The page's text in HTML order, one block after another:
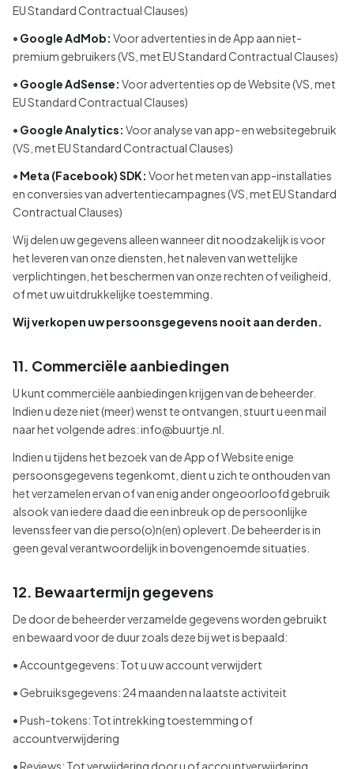
EU Standard Contractual Clauses)
• Google AdMob: Voor advertenties in de App aan niet-
premium gebruikers (VS, met EU Standard Contractual Clauses)
• Google AdSense: Voor advertenties op de Website (VS, met
EU Standard Contractual Clauses)
• Google Analytics: Voor analyse van app- en websitegebruik
(VS, met EU Standard Contractual Clauses)
• Meta (Facebook) SDK: Voor het meten van app-installaties
en conversies van advertentiecampagnes (VS, met EU Standard
Contractual Clauses)
Wij delen uw gegevens alleen wanneer dit noodzakelijk is voor
het leveren van onze diensten, het naleven van wettelijke
verplichtingen, het beschermen van onze rechten of veiligheid,
of met uw uitdrukkelijke toestemming.
Wij verkopen uw persoonsgegevens nooit aan derden.
11. Commerciële aanbiedingen
U kunt commerciële aanbiedingen krijgen van de beheerder.
Indien u deze niet (meer) wenst te ontvangen, stuurt u een mail
naar het volgende adres: info@buurtje.nl.
Indien u tijdens het bezoek van de App of Website enige
persoonsgegevens tegenkomt, dient u zich te onthouden van
het verzamelen ervan of van enig ander ongeoorloofd gebruik
alsook van iedere daad die een inbreuk op de persoonlijke
levenssfeer van die perso(o)n(en) oplevert. De beheerder is in
geen geval verantwoordelijk in bovengenoemde situaties.
12. Bewaartermijn gegevens
De door de beheerder verzamelde gegevens worden gebruikt
en bewaard voor de duur zoals deze bij wet is bepaald:
• Accountgegevens: Tot u uw account verwijdert
• Gebruiksgegevens: 24 maanden na laatste activiteit
• Push-tokens: Tot intrekking toestemming of
accountverwijdering
• Reviews: Tot verwijdering door u of accountverwijdering